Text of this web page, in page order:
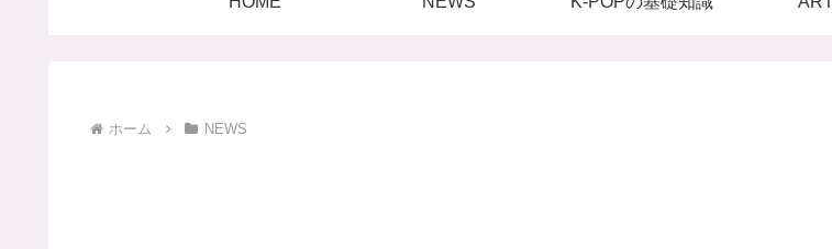
ホーム NEWS